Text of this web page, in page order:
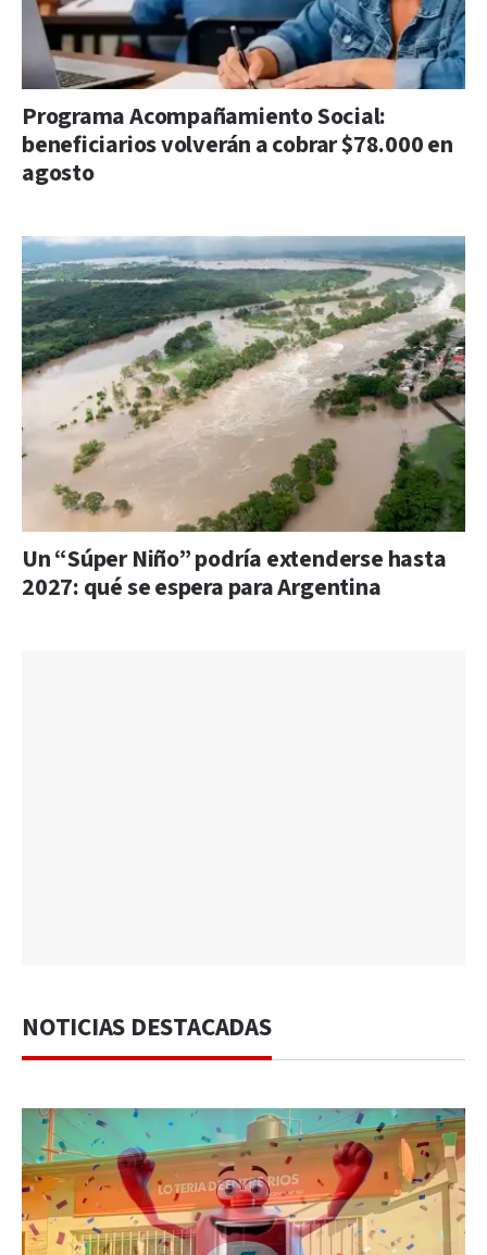
Programa Acompañamiento Social:
beneficiarios volverán a cobrar $78.000 en
agosto
Un “Súper Niño” podría extenderse hasta
2027: qué se espera para Argentina
NOTICIAS DESTACADAS